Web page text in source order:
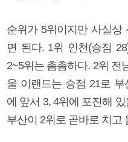
순위가 5위이지만 사실상
면 된다. 1위 인천(승점
2~5위는 촘촘하다. 2위 전
울 이랜드는 승점 21로
에 앞서 3, 4위에 포진해
부산이 2위로 곧바로 치고